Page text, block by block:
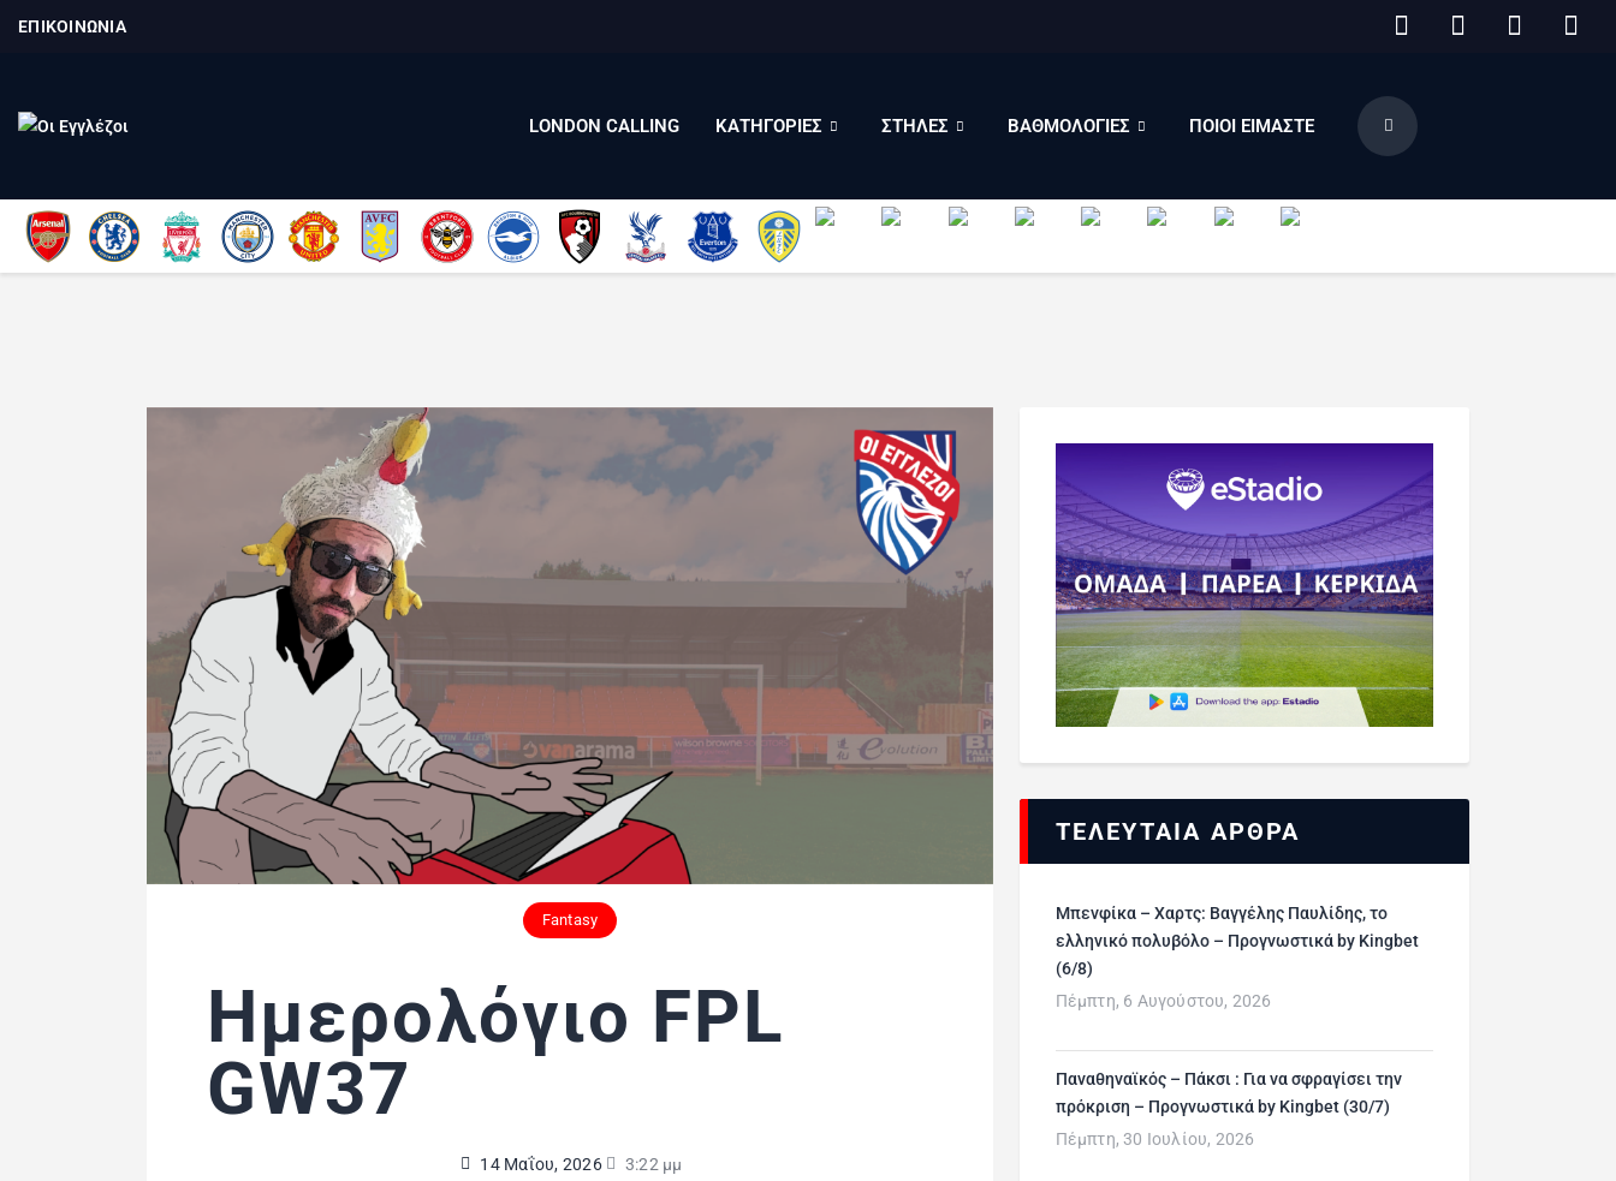
ΕΠΙΚΟΙΝΩΝΙΑ
LONDON CALLING ΚΑΤΗΓΟΡΙΕΣ ΣΤΗΛΕΣ ΒΑΘΜΟΛΟΓΙΕΣ ΠΟΙΟΙ ΕΙΜΑΣΤΕ
Fantasy
Ημερολόγιο FPL
GW37
14 Μαΐου, 2026 3:22 μμ
ΤΕΛΕΥΤΑΙΑ ΑΡΘΡΑ
Μπενφίκα – Χαρτς: Βαγγέλης Παυλίδης, το
ελληνικό πολυβόλο – Προγνωστικά by Kingbet
(6/8)
Πέμπτη, 6 Αυγούστου, 2026
Παναθηναϊκός – Πάκσι : Για να σφραγίσει την
πρόκριση – Προγνωστικά by Kingbet (30/7)
Πέμπτη, 30 Ιουλίου, 2026